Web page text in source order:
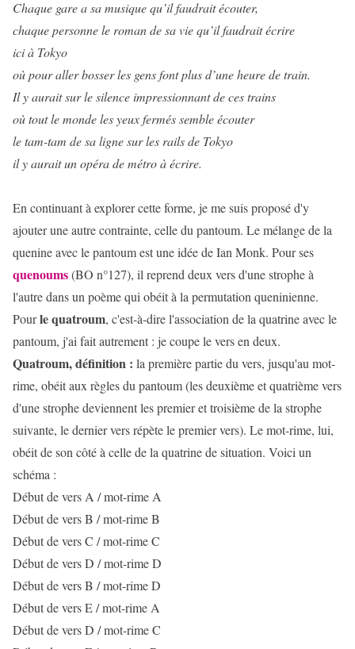
Chaque gare a sa musique qu’il faudrait écouter,
chaque personne le roman de sa vie qu’il faudrait écrire
ici à Tokyo
où pour aller bosser les gens font plus d’une heure de train.
Il y aurait sur le silence impressionnant de ces trains
où tout le monde les yeux fermés semble écouter
le tam-tam de sa ligne sur les rails de Tokyo
il y aurait un opéra de métro à écrire.
En continuant à explorer cette forme, je me suis proposé d'y
ajouter une autre contrainte, celle du pantoum. Le mélange de la
quenine avec le pantoum est une idée de Ian Monk. Pour ses
quenoums(BO n°127), il reprend deux vers d'une strophe à
l'autre dans un poème qui obéit à la permutation queninienne.
Pourle quatroum, c'est-à-dire l'association de la quatrine avec le
pantoum, j'ai fait autrement : je coupe le vers en deux.
Quatroum, définition : la première partie du vers, jusqu'au mot-
rime, obéit aux règles du pantoum (les deuxième et quatrième vers
d'une strophe deviennent les premier et troisième de la strophe
suivante, le dernier vers répète le premier vers). Le mot-rime, lui,
obéit de son côté à celle de la quatrine de situation. Voici un
schéma :
Début de vers A / mot-rime A
Début de vers B / mot-rime B
Début de vers C / mot-rime C
Début de vers D / mot-rime D
Début de vers B / mot-rime D
Début de vers E / mot-rime A
Début de vers D / mot-rime C